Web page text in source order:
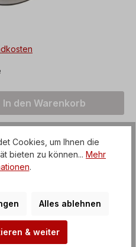
den
In den Warenkorb
Cookies, um Ihnen die
bieten zu können... Mehr
.
Alles ablehnen
& weiter